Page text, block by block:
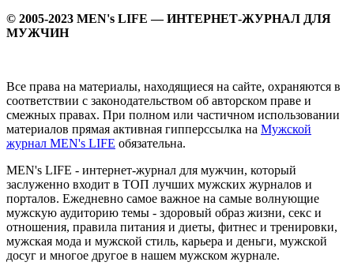
© 2005-2023 MEN's LIFE — ИНТЕРНЕТ-ЖУРНАЛ ДЛЯ
МУЖЧИН
Все права на материалы, находящиеся на сайте, охраняются в
соответствии с законодательством об авторском праве и
смежных правах. При полном или частичном использовании
материалов прямая активная гипперссылка на Мужской
журнал MEN's LIFE обязательна.
MEN's LIFE - интернет-журнал для мужчин, который
заслуженно входит в ТОП лучших мужских журналов и
порталов. Ежедневно самое важное на самые волнующие
мужскую аудиторию темы - здоровый образ жизни, секс и
отношения, правила питания и диеты, фитнес и тренировки,
мужская мода и мужской стиль, карьера и деньги, мужской
досуг и многое другое в нашем мужском журнале.